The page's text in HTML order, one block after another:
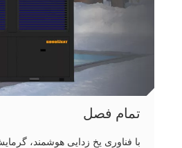
تمام فصل
با فناوری یخ زدایی هوشمند،